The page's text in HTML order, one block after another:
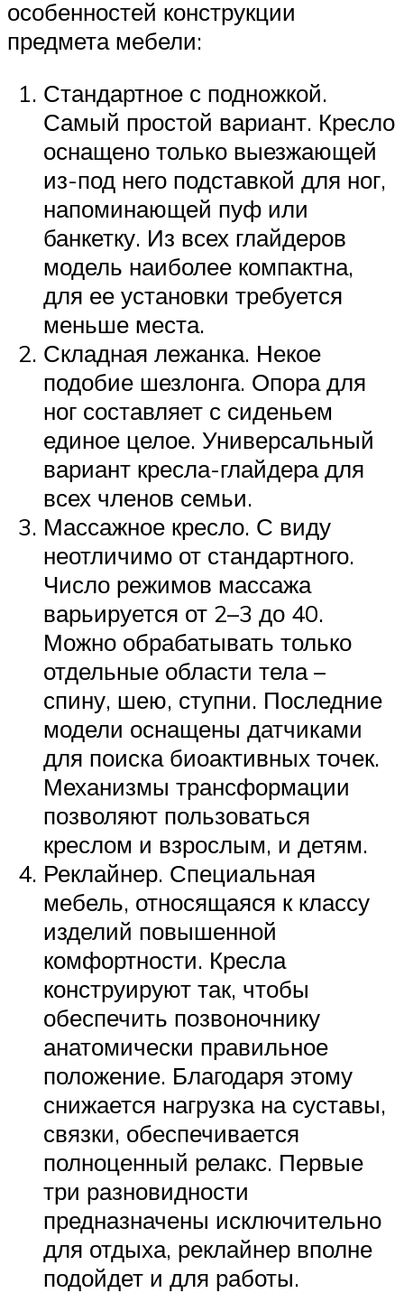
особенностей конструкции
предмета мебели:
Стандартное с подножкой.
Самый простой вариант. Кресло
оснащено только выезжающей
из-под него подставкой для ног,
напоминающей пуф или
банкетку. Из всех глайдеров
модель наиболее компактна,
для ее установки требуется
меньше места.
Складная лежанка. Некое
подобие шезлонга. Опора для
ног составляет с сиденьем
единое целое. Универсальный
вариант кресла-глайдера для
всех членов семьи.
Массажное кресло. С виду
неотличимо от стандартного.
Число режимов массажа
варьируется от 2–3 до 40.
Можно обрабатывать только
отдельные области тела –
спину, шею, ступни. Последние
модели оснащены датчиками
для поиска биоактивных точек.
Механизмы трансформации
позволяют пользоваться
креслом и взрослым, и детям.
Реклайнер. Специальная
мебель, относящаяся к классу
изделий повышенной
комфортности. Кресла
конструируют так, чтобы
обеспечить позвоночнику
анатомически правильное
положение. Благодаря этому
снижается нагрузка на суставы,
связки, обеспечивается
полноценный релакс. Первые
три разновидности
предназначены исключительно
для отдыха, реклайнер вполне
подойдет и для работы.